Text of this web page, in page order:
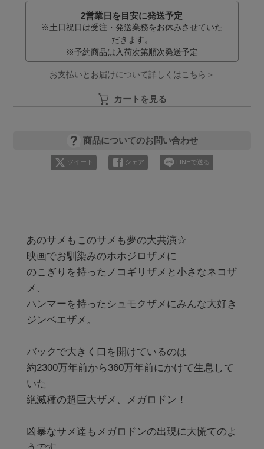
2営業日を目安に発送予定
※土日祝日は受注・発送業務をお休みさせていた
だきます。
※予約商品は入荷次第順次発送予定
お支払いとお届けについて詳しくはこちら＞
カートを見る
商品についてのお問い合わせ
ツイート シェア LINEで送る
あのサメもこのサメも夢の大共演☆
映画でお馴染みのホホジロザメに
のこぎりを持ったノコギリザメと小さなネコザ
メ、
ハンマーを持ったシュモクザメにみんな大好き
ジンベエザメ。
バックで大きく口を開けているのは
約2300万年前から360万年前にかけて生息して
いた
絶滅種の超巨大ザメ、メガロドン！
凶暴なサメ達もメガロドンの出現に大慌てのよ